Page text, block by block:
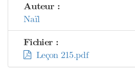
Auteur :
Naïl
Fichier :
Leçon 215.pdf